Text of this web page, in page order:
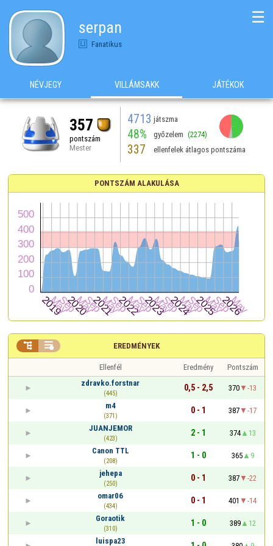
serpan
Fanatikus
☰
NÉVJEGY VILLÁMSAKK JÁTÉKOK
357
pontszám
Mester
4713 játszma
48% győzelem (2274)
337 ellenfelek átlagos pontszáma
PONTSZÁM ALAKULÁSA
EREDMÉNYEK
 
Ellenfél Eredmény
Pontszám
zdravko.forstnar
(445)
0,5 - 2,5 370
-13
m4
(371)
0 - 1 387
-17
JUANJEMOR
(423)
2 - 1 374
13
Canon TTL
(208)
1 - 0 365
9
jehepa
(250)
0 - 1 387
-22
omar06
(434)
0 - 1 401
-14
Goraotik
(310)
1 - 0 389
12
luispa23